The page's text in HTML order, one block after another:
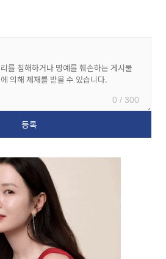
0 / 300